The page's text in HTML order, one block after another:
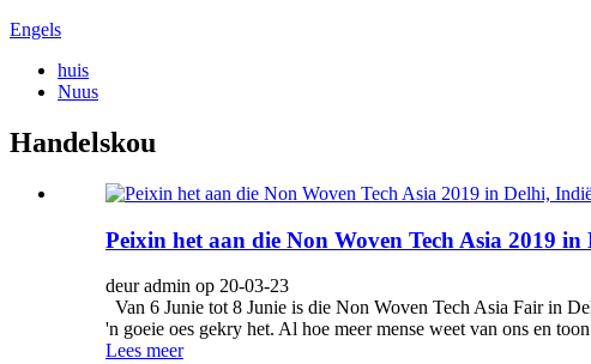
Engels
huis
Nuus
Handelskou
Peixin het aan die Non Woven Tech Asia 2019 in
deur admin op 20-03-23
Van 6 Junie tot 8 Junie is die Non Woven Tech Asia Fair in
'n goeie oes gekry het. Al hoe meer mense weet van ons en
Lees meer